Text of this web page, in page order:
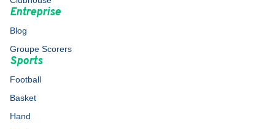
Entreprise
Blog
Groupe Scorers
Sports
Football
Basket
Hand